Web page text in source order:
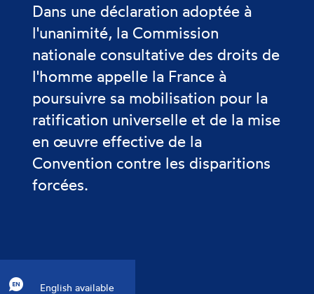
Dans une déclaration adoptée à
l'unanimité, la Commission
nationale consultative des droits de
l'homme appelle la France à
poursuivre sa mobilisation pour la
ratification universelle et de la mise
en œuvre effective de la
Convention contre les disparitions
forcées.
English available